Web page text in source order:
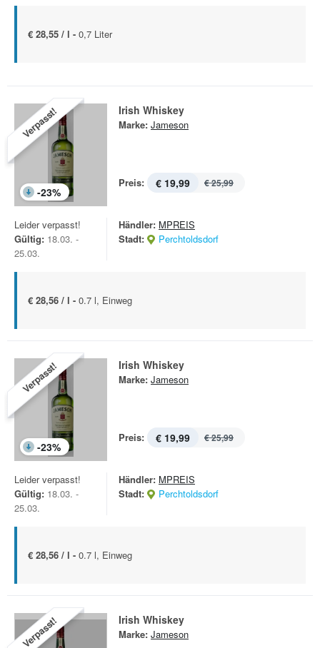
€ 28,55 / l - 0,7 Liter
Verpasst!
-23%
Irish Whiskey
Marke: Jameson
Preis: € 19,99 € 25,99
Leider verpasst!
Gültig: 18.03. -
25.03.
Händler: MPREIS
Stadt:
Perchtoldsdorf
€ 28,56 / l - 0.7 l, Einweg
Verpasst!
-23%
Irish Whiskey
Marke: Jameson
Preis: € 19,99 € 25,99
Leider verpasst!
Gültig: 18.03. -
25.03.
Händler: MPREIS
Stadt:
Perchtoldsdorf
€ 28,56 / l - 0.7 l, Einweg
Verpasst! Irish Whiskey
Marke: Jameson